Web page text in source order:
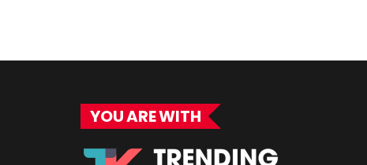
YOU ARE WITH